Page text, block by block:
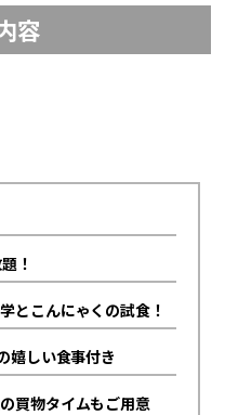
容
！
とこんにゃくの試食！
嬉しい食事付き
買物タイムもご用意